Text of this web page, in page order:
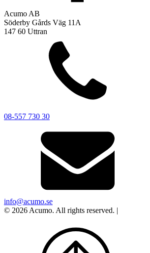
Acumo AB
Söderby Gårds Väg 11A
147 60 Uttran
08-557 730 30
info@acumo.se
© 2026 Acumo. All rights reserved. |